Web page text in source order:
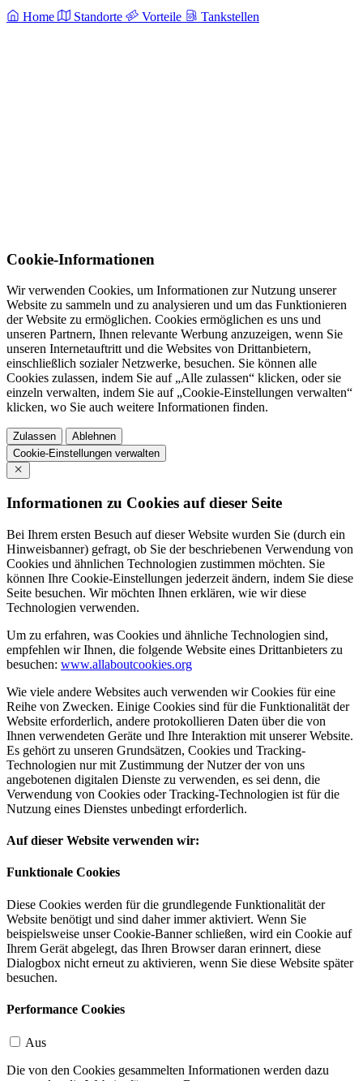
Home Standorte Vorteile Tankstellen
Cookie-Informationen
Wir verwenden Cookies, um Informationen zur Nutzung unserer
Website zu sammeln und zu analysieren und um das Funktionieren
der Website zu ermöglichen. Cookies ermöglichen es uns und
unseren Partnern, Ihnen relevante Werbung anzuzeigen, wenn Sie
unseren Internetauftritt und die Websites von Drittanbietern,
einschließlich sozialer Netzwerke, besuchen. Sie können alle
Cookies zulassen, indem Sie auf „Alle zulassen“ klicken, oder sie
einzeln verwalten, indem Sie auf „Cookie-Einstellungen verwalten“
klicken, wo Sie auch weitere Informationen finden.
Zulassen
Ablehnen
Cookie-Einstellungen verwalten
Informationen zu Cookies auf dieser Seite
Bei Ihrem ersten Besuch auf dieser Website wurden Sie (durch ein
Hinweisbanner) gefragt, ob Sie der beschriebenen Verwendung von
Cookies und ähnlichen Technologien zustimmen möchten. Sie
können Ihre Cookie-Einstellungen jederzeit ändern, indem Sie diese
Seite besuchen. Wir möchten Ihnen erklären, wie wir diese
Technologien verwenden.
Um zu erfahren, was Cookies und ähnliche Technologien sind,
empfehlen wir Ihnen, die folgende Website eines Drittanbieters zu
besuchen: www.allaboutcookies.org
Wie viele andere Websites auch verwenden wir Cookies für eine
Reihe von Zwecken. Einige Cookies sind für die Funktionalität der
Website erforderlich, andere protokollieren Daten über die von
Ihnen verwendeten Geräte und Ihre Interaktion mit unserer Website.
Es gehört zu unseren Grundsätzen, Cookies und Tracking-
Technologien nur mit Zustimmung der Nutzer der von uns
angebotenen digitalen Dienste zu verwenden, es sei denn, die
Verwendung von Cookies oder Tracking-Technologien ist für die
Nutzung eines Dienstes unbedingt erforderlich.
Auf dieser Website verwenden wir:
Funktionale Cookies
Diese Cookies werden für die grundlegende Funktionalität der
Website benötigt und sind daher immer aktiviert. Wenn Sie
beispielsweise unser Cookie-Banner schließen, wird ein Cookie auf
Ihrem Gerät abgelegt, das Ihren Browser daran erinnert, diese
Dialogbox nicht erneut zu aktivieren, wenn Sie diese Website später
besuchen.
Performance Cookies
Aus
Die von den Cookies gesammelten Informationen werden dazu